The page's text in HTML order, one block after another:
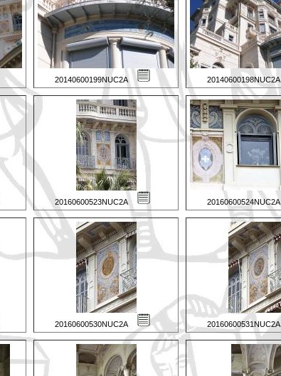
20140600199NUC2A 20140600198NUC2A
20160600523NUC2A 20160600524NUC2A
20160600530NUC2A 20160600531NUC2A